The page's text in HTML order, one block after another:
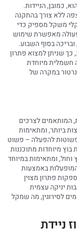
כמובן, הניידות.
ללא צורך בהתקנה
משקל מספיק כדי
מאפשרת שימוש
בסוף השבוע.
כך שניתן למצוא פתרון
חשמלית מיוחדת
במקרה של
המותאמים לצרכים
ביותר, ומתאימות
פשוטות להפעלה – פשוט
מיוחדות מתוכננות
ומתאימות במיוחד
באמצעות
פתרון מצוין
יניקה עצמית
לסירוגין, מה שמקל
ניידת